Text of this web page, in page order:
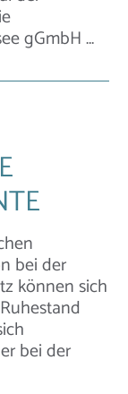
gGmbH …
bei der
können sich
bei der